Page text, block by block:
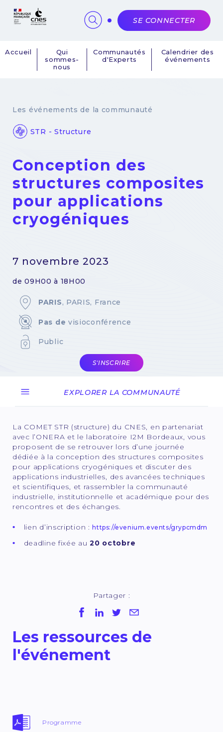
Navigation
Accueil
Qui
sommes-
nous
Communautés
d'Experts
Calendrier des
événements
SE CONNECTER
Les événements de la communauté
STR - Structure
Conception des
structures composites
pour applications
cryogéniques
7 novembre 2023
de 09H00 à 18H00
PARIS, PARIS, France
Pas de visioconférence
Public
S'INSCRIRE
EXPLORER LA COMMUNAUTÉ
La COMET STR (structure) du CNES, en partenariat
avec l’ONERA et le laboratoire I2M Bordeaux, vous
proposent de se retrouver lors d’une journée
dédiée à la conception des structures composites
pour applications cryogéniques et discuter des
applications industrielles, des avancées techniques
et scientifiques, et rassembler la communauté
industrielle, institutionnelle et académique pour des
rencontres et des échanges.
lien d’inscription :https://evenium.events/grypcmdm
deadline fixée au20 octobre
Partager :
Les ressources de
l'événement
Programme